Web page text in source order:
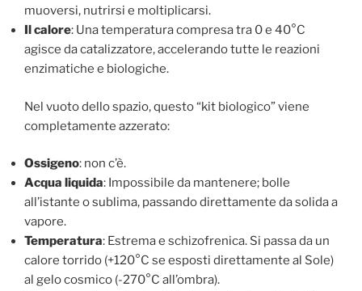
muoversi, nutrirsi e moltiplicarsi.
Il calore: Una temperatura compresa tra 0 e 40°C
agisce da catalizzatore, accelerando tutte le reazioni
enzimatiche e biologiche.
Nel vuoto dello spazio, questo “kit biologico” viene
completamente azzerato:
Ossigeno: non c’è.
Acqua liquida: Impossibile da mantenere; bolle
all’istante o sublima, passando direttamente da solida a
vapore.
Temperatura: Estrema e schizofrenica. Si passa da un
calore torrido (+120°C se esposti direttamente al Sole)
al gelo cosmico (-270°C all’ombra).